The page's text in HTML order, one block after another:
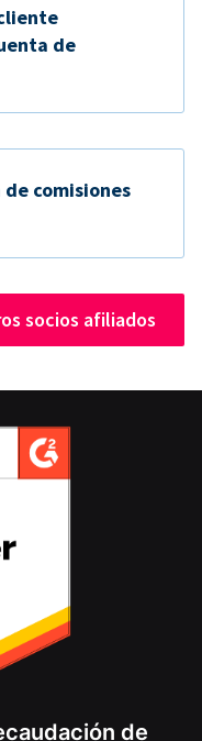
de
comisiones
socios afiliados
de